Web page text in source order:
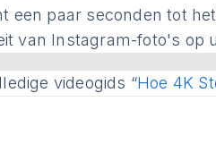
een paar seconden tot
van Instagram-foto's op
videogids “Hoe 4K